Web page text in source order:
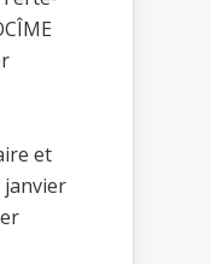
et
janvier